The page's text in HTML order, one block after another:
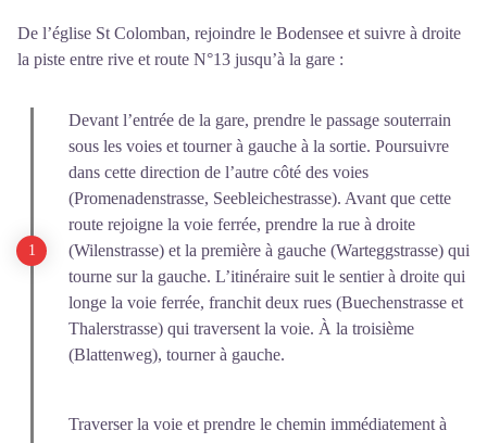
De l’église St Colomban, rejoindre le Bodensee et suivre à droite
la piste entre rive et route N°13 jusqu’à la gare :
Devant l’entrée de la gare, prendre le passage souterrain
sous les voies et tourner à gauche à la sortie. Poursuivre
dans cette direction de l’autre côté des voies
(Promenadenstrasse, Seebleichestrasse). Avant que cette
route rejoigne la voie ferrée, prendre la rue à droite
(Wilenstrasse) et la première à gauche (Warteggstrasse) qui
tourne sur la gauche. L’itinéraire suit le sentier à droite qui
longe la voie ferrée, franchit deux rues (Buechenstrasse et
Thalerstrasse) qui traversent la voie. À la troisième
(Blattenweg), tourner à gauche.
Traverser la voie et prendre le chemin immédiatement à